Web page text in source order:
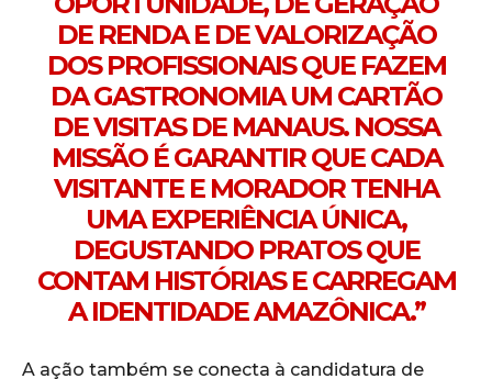
DE RENDA E DE VALORIZAÇÃO
DOS PROFISSIONAIS QUE FAZEM
DA GASTRONOMIA UM CARTÃO
DE VISITAS DE MANAUS. NOSSA
MISSÃO É GARANTIR QUE CADA
VISITANTE E MORADOR TENHA
UMA EXPERIÊNCIA ÚNICA,
DEGUSTANDO PRATOS QUE
CONTAM HISTÓRIAS E CARREGAM
A IDENTIDADE AMAZÔNICA.”
A ação também se conecta à candidatura de